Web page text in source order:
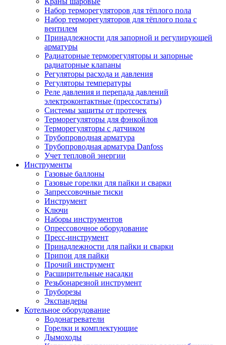
Набор терморегуляторов для тёплого пола
Набор терморегуляторов для тёплого пола с
вентилем
Принадлежности для запорной и регулирующей
арматуры
Радиаторные терморегуляторы и запорные
радиаторные клапаны
Регуляторы расхода и давления
Регуляторы температуры
Реле давления и перепада давлений
электроконтактные (прессостаты)
Системы защиты от протечек
Терморегуляторы для фэнкойлов
Терморегуляторы с датчиком
Трубопроводная арматура
Трубопроводная арматура Danfoss
Учет тепловой энергии
Инструменты
Газовые баллоны
Газовые горелки для пайки и сварки
Запрессовочные тиски
Инструмент
Ключи
Наборы инструментов
Опрессовочное оборудование
Пресс-инструмент
Принадлежности для пайки и сварки
Припои для пайки
Прочий инструмент
Расширительные насадки
Резьбонарезной инструмент
Труборезы
Экспандеры
Котельное оборудование
Водонагреватели
Горелки и комплектующие
Дымоходы